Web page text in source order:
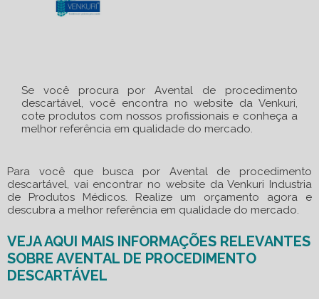
Se você procura por Avental de procedimento
descartável, você encontra no website da Venkuri,
cote produtos com nossos profissionais e conheça a
melhor referência em qualidade do mercado.
Para você que busca por Avental de procedimento
descartável, vai encontrar no website da Venkuri Industria
de Produtos Médicos. Realize um orçamento agora e
descubra a melhor referência em qualidade do mercado.
VEJA AQUI MAIS INFORMAÇÕES RELEVANTES
SOBRE AVENTAL DE PROCEDIMENTO
DESCARTÁVEL